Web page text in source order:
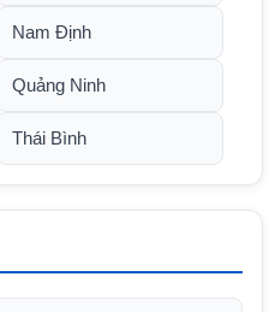
Nam Định
Quảng Ninh
Thái Bình